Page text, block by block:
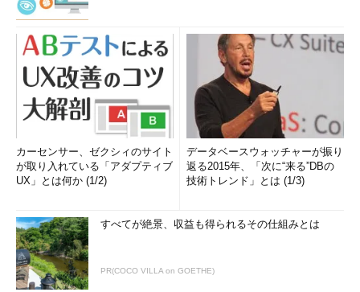
カーセンサー、ゼクシィのサイト
が取り入れている「アダプティブ
UX」とは何か (1/2)
データベースウォッチャーが振り
返る2015年、「次に“来る”DBの
技術トレンド」とは (1/3)
すべてが絶景、収益も得られるその仕組みとは
PR(COCO VILLA on GOETHE)